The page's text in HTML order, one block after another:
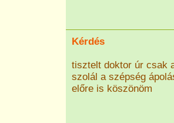
Kérdés
tisztelt doktor úr csak
szolál a szépség
előre is köszönöm